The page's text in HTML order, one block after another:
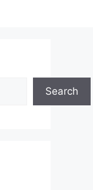
Search